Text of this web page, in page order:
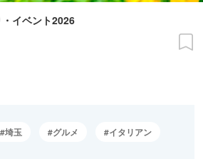
イベント2026
埼玉 グルメ イタリアン